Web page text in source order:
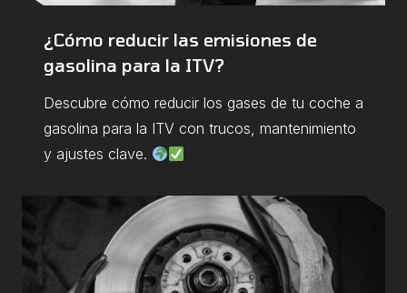
¿Cómo reducir las emisiones de
gasolina para la ITV?
Descubre cómo reducir los gases de tu coche a
gasolina para la ITV con trucos, mantenimiento
y ajustes clave.